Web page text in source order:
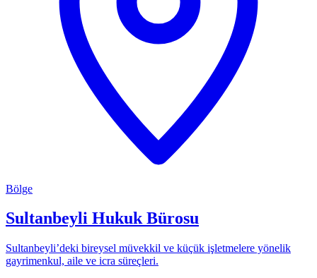
Bölge
Sultanbeyli Hukuk Bürosu
Sultanbeyli’deki bireysel müvekkil ve küçük işletmelere yönelik
gayrimenkul, aile ve icra süreçleri.